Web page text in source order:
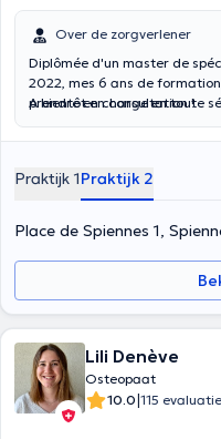
Over de zorgverlener
Diplômée d'un master de
2022, mes 6 ans de
prendre en charge en toute
musculosquelettiques et
A bientôt en consultation !
Praktijk 1Praktijk 2
Place de Spiennes 1,
Lili Denève
Osteopaat
10.0|115